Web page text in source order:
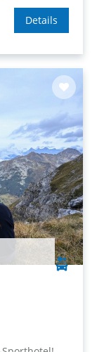
Details